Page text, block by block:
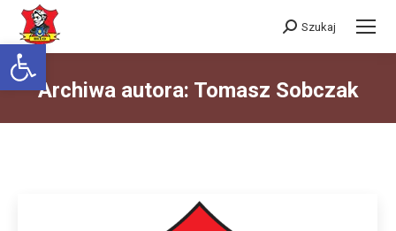
Otwórz pasek narzędzi
Szukaj:
Szukaj
Archiwa autora: Tomasz Sobczak